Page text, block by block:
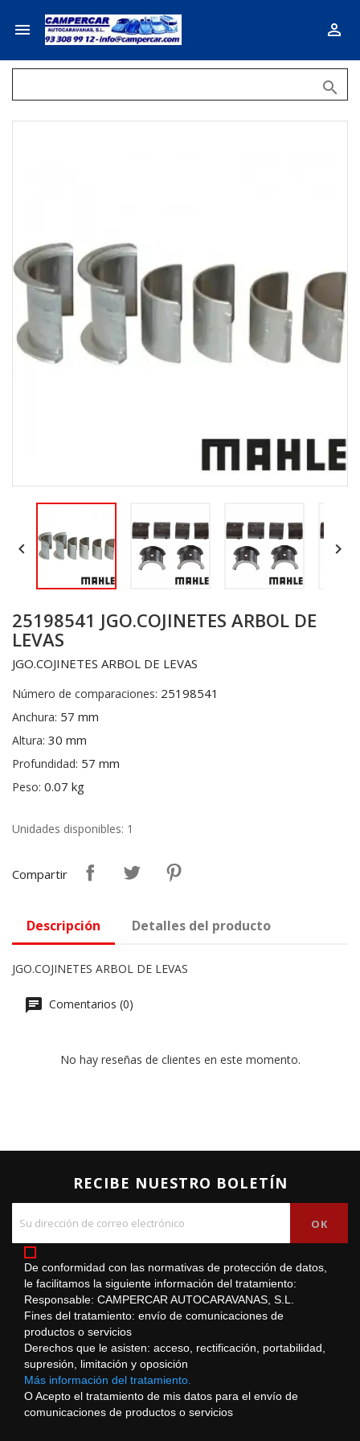
 

 
25198541 JGO.COJINETES ARBOL DE
LEVAS
JGO.COJINETES ARBOL DE LEVAS
Número de comparaciones: 25198541
Anchura: 57 mm
Altura: 30 mm
Profundidad: 57 mm
Peso: 0.07 kg
Unidades disponibles: 1
Compartir
Descripción Detalles del producto
JGO.COJINETES ARBOL DE LEVAS
Comentarios (0)
No hay reseñas de clientes en este momento.
RECIBE NUESTRO BOLETÍN
De conformidad con las normativas de protección de datos,
le facilitamos la siguiente información del tratamiento:
Responsable: CAMPERCAR AUTOCARAVANAS, S.L.
Fines del tratamiento: envío de comunicaciones de
productos o servicios
Derechos que le asisten: acceso, rectificación, portabilidad,
supresión, limitación y oposición
Más información del tratamiento.
O Acepto el tratamiento de mis datos para el envío de
comunicaciones de productos o servicios